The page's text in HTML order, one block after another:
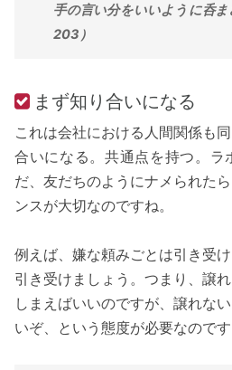
手の言い分をいいように呑
203）
まず知り合いになる
これは会社における人間関係も
合いになる。共通点を持つ。ラ
だ、友だちのようにナメられた
ンスが大切なのですね。
例えば、嫌な頼みごとは引き受
引き受けましょう。つまり、譲
しまえばいいのですが、譲れな
いぞ、という態度が必要なのです